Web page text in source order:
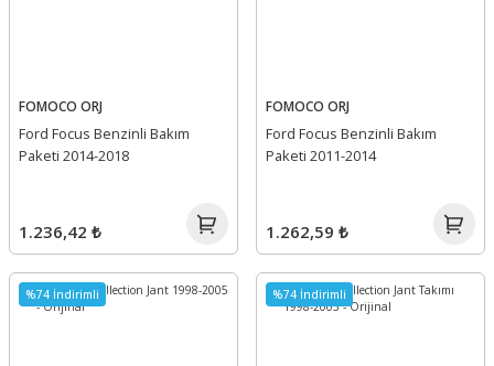
FOMOCO ORJ
Ford Focus Benzinli Bakım
Paketi 2014-2018
1.236,42 ₺
FOMOCO ORJ
Ford Focus Benzinli Bakım
Paketi 2011-2014
1.262,59 ₺
%74 İndirimli %74 İndirimli